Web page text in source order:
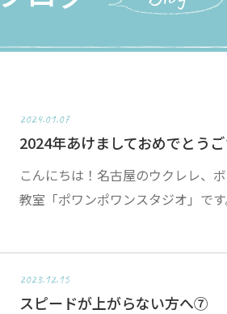
2024.01.07
2024年あけましておめでとうご
こんにちは！名古屋のウクレレ、
教室「ポワンポワンスタジオ」で
2023.12.15
スピードが上がらない方へ⑦